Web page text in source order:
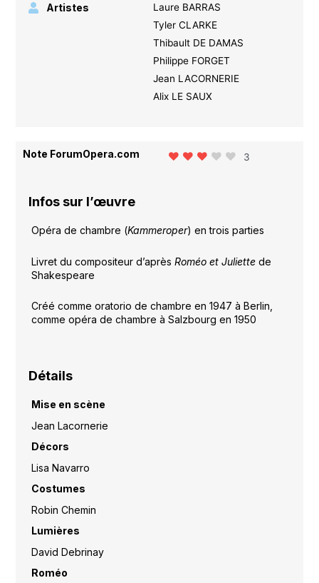
Artistes
Laure BARRAS
Tyler CLARKE
Thibault DE DAMAS
Philippe FORGET
Jean LACORNERIE
Alix LE SAUX
Note ForumOpera.com 3
Infos sur l’œuvre
Opéra de chambre (Kammeroper) en trois parties
Livret du compositeur d’après Roméo et Juliette de
Shakespeare
Créé comme oratorio de chambre en 1947 à Berlin,
comme opéra de chambre à Salzbourg en 1950
Détails
Mise en scène
Jean Lacornerie
Décors
Lisa Navarro
Costumes
Robin Chemin
Lumières
David Debrinay
Roméo